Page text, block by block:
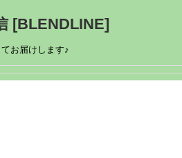
[BLENDLINE]
お届けします♪